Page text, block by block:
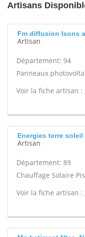
Artisans
Fm diffusion Isons
Artisan
Département: 94
Panneaux
Voir la fiche artisan :
Energies terre
Artisan
Département: 89
Chauffage Solaire
Voir la fiche artisan :